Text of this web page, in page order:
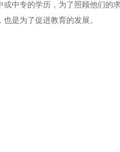
中专的学历，为了照顾他们的
是为了促进教育的发展。